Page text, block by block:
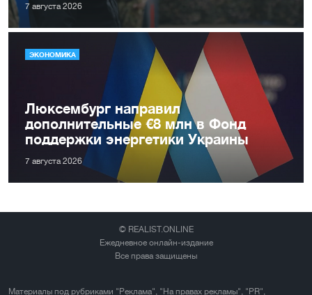
7 августа 2026
ЭКОНОМИКА
Люксембург направил
дополнительные €8 млн в Фонд
поддержки энергетики Украины
7 августа 2026
© REALIST.ONLINE
Ежедневное онлайн-издание
Все права защищены
Материалы под рубриками "Реклама", "На правах рекламы", "PR",